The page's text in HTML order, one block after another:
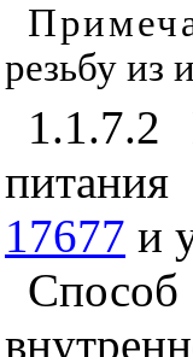
резьбу из
1.1.7.2
17677 и